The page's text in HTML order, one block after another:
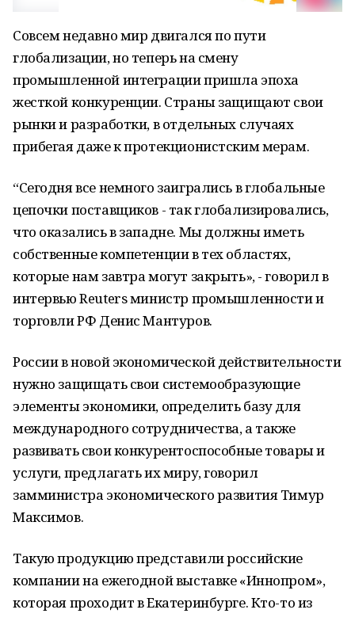
Совсем недавно мир двигался по пути
глобализации, но теперь на смену
промышленной интеграции пришла эпоха
жесткой конкуренции. Страны защищают свои
рынки и разработки, в отдельных случаях
прибегая даже к протекционистским мерам.
“Сегодня все немного заигрались в глобальные
цепочки поставщиков - так глобализировались,
что оказались в западне. Мы должны иметь
собственные компетенции в тех областях,
которые нам завтра могут закрыть», - говорил в
интервью Reuters министр промышленности и
торговли РФ Денис Мантуров.
России в новой экономической действительности
нужно защищать свои системообразующие
элементы экономики, определить базу для
международного сотрудничества, а также
развивать свои конкурентоспособные товары и
услуги, предлагать их миру, говорил
замминистра экономического развития Тимур
Максимов.
Такую продукцию представили российские
компании на ежегодной выставке «Иннопром»,
которая проходит в Екатеринбурге. Кто-то из